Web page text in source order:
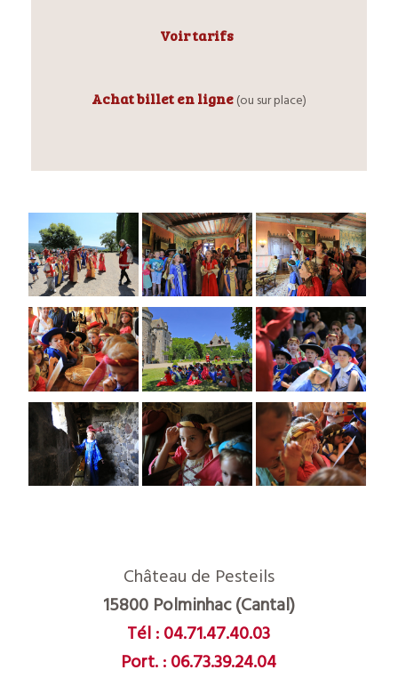
Voir tarifs
Achat billet en ligne(ou sur place)
Château de Pesteils
15800 Polminhac (Cantal)
Tél :04.71.47.40.03
Port. :06.73.39.24.04